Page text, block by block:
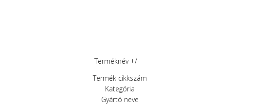
Terméknév +/-
Termék cikkszám
Kategória
Gyártó neve